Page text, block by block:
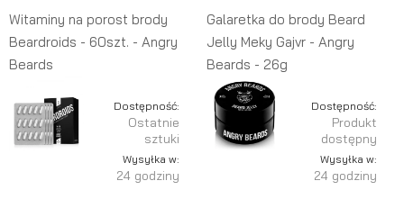
Witaminy na porost brody
Beardroids - 60szt. - Angry
Beards
Dostępność:
Ostatnie
sztuki
Wysyłka w:
24 godziny
Galaretka do brody Beard
Jelly Meky Gajvr - Angry
Beards - 26g
Dostępność:
Produkt
dostępny
Wysyłka w:
24 godziny